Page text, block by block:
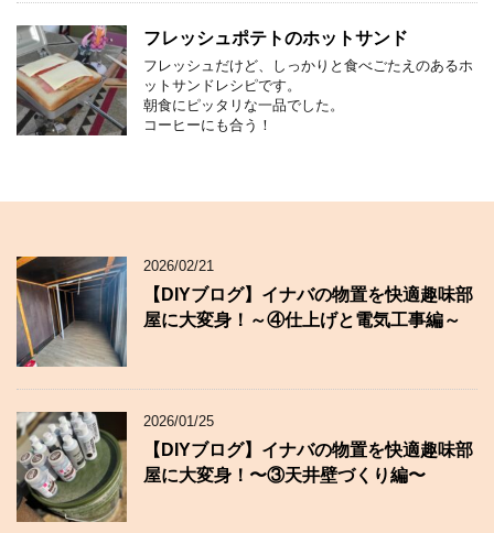
フレッシュポテトのホットサンド
フレッシュだけど、しっかりと食べごたえのあるホ
ットサンドレシピです。
朝食にピッタリな一品でした。
コーヒーにも合う！
2026/02/21
【DIYブログ】イナバの物置を快適趣味部
屋に大変身！～④仕上げと電気工事編～
2026/01/25
【DIYブログ】イナバの物置を快適趣味部
屋に大変身！〜③天井壁づくり編〜